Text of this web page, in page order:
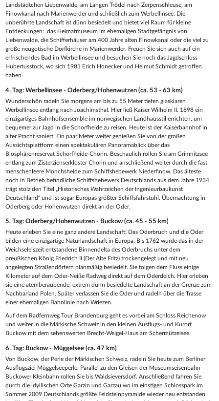
Landstädtchen Liebenwalde, am Langen Trödel nach Zerpenschleuse, am
Finowkanal nach Marienwerder und schließlich zum Werbellinsee. Die
unberührte Landschaft ist dünn besiedelt und bietet viel Raum für kleine
Entdeckungen: das Heimatmuseum im ehemaligen Stadtgefängnis von
Liebenwalde, die Schifferhäuser am 400 Jahre alten Finowkanal oder die viel zu
große neugotische Dorfkirche in Marienwerder. Freuen Sie sich auch auf ein
erfrischendes Bad im Werbellinsee und besuchen Sie noch das Jagdschloss
Hubertusstock, wo sich 1981 Erich Honecker und Helmut Schmidt getroffen
haben.
4. Tag: Werbellinsee - Oderberg/Hohenwutzen (ca. 53 - 63 km)
Wunderschön radeln Sie morgens am bis zu 55 Meter tiefen glasklaren
Werbellinsee entlang nach Joachimsthal. Hier ließ Kaiser Wilhelm II. 1898 ein
einzigartiges Bahnhofsensemble im norwegischen Landhausstil errichten, um
bequemer zur Jagd in die Schorfheide zu reisen. Heute ist der Kaiserbahnhof in
alter Pracht saniert. Ein paar Meter weiter genießen Sie von der großen
Aussichtsplattform einen spektakulären Panoramablick über das
Biosphärenreservat Schorfheide-Chorin. Beschaulich rollen Sie am Grimnitzsee
entlang zum Zisterzienserkloster Chorin und anschließend weiter durch die fast
menschenleere Mönchsheide zum Schiffshebewerk Niederfinow. Das älteste
noch in Betrieb befindliche Schiffshebewerk Deutschlands aus dem Jahre 1934
trägt stolz den Titel „Historisches Wahrzeichen der Ingenieurbaukunst
Deutschland“ und ist sogar Europas größter Schiffsfahrstuhl. Übernachtung in
Oderberg oder Hohenwutzen direkt an der Oder.
5. Tag: Oderberg/Hohenwutzen - Buckow (ca. 45 - 55 km)
Heute erleben Sie eine ganz andere Landschaft! Das Oderbruch und die Oder
bilden eine einzigartige Naturlandschaft in Europa. Bis 1762 wurde das in der
Weichseleiszeit entstandene Binnendelta des Oderbruchs unter dem
preußischen König Friedrich II (Der Alte Fritz) trockengelegt und mit neu
angelegten Straßendörfern planmäßig besiedelt. Sie folgen dem Fluss einige
Kilometer auf dem Oder-Neiße Radweg direkt auf dem Oderdeich. Hier erleben
sie eine atemberaubende, extrem dünn besiedelte Landschaft an der Grenze zum
Nachbarland Polen. Später verlassen Sie die Oder und radeln über die Trasse
einer ehemaligen Bahnlinie nach Wriezen.
Auf dem Radfernweg Tour Brandenburg geht es vorbei am Schloss Reichenow
und weiter in die Märkische Schweiz in den kleinen Ausflugs- und Kurort
Buckow mit dem sehenswerten Brecht-Weigel-Haus am Schermützelsee.
6. Tag: Buckow - Müggelsee (ca. 47 km)
Von Buckow, der Perle der Märkischen Schweiz, radeln Sie heute zum Berliner
Ausflugsziel Müggelseeperle. Parallel zu den Gleisen der Museumseisenbahn
Buckower Kleinbahn rollen Sie bis Waldsieversdorf. Anschließend fahren Sie
durch die idyllischen Orte Garzin und Garzau wo im einstigen Schlosspark im
Sommer 2009 Deutschlands größte Feldsteinpyramide wieder neu entstanden